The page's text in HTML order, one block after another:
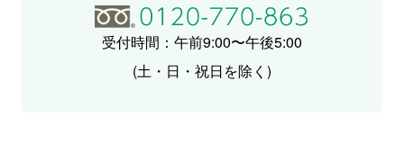
受付時間：午前9:00〜午後5:00
(土・日・祝日を除く)